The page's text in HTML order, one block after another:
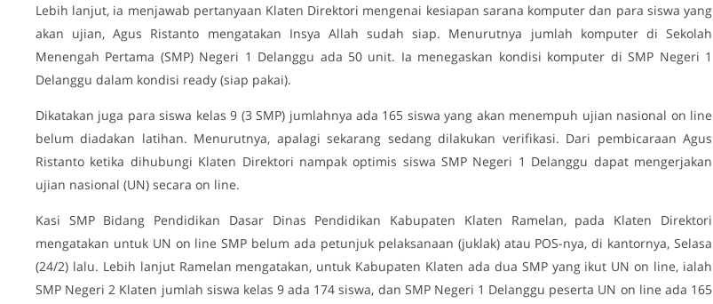
Lebih lanjut, ia menjawab pertanyaan Klaten Direktori mengenai kesiapan sarana komputer dan para siswa yang
akan ujian, Agus Ristanto mengatakan Insya Allah sudah siap. Menurutnya jumlah komputer di Sekolah
Menengah Pertama (SMP) Negeri 1 Delanggu ada 50 unit. Ia menegaskan kondisi komputer di SMP Negeri 1
Delanggu dalam kondisi ready (siap pakai).
Dikatakan juga para siswa kelas 9 (3 SMP) jumlahnya ada 165 siswa yang akan menempuh ujian nasional on line
belum diadakan latihan. Menurutnya, apalagi sekarang sedang dilakukan verifikasi. Dari pembicaraan Agus
Ristanto ketika dihubungi Klaten Direktori nampak optimis siswa SMP Negeri 1 Delanggu dapat mengerjakan
ujian nasional (UN) secara on line.
Kasi SMP Bidang Pendidikan Dasar Dinas Pendidikan Kabupaten Klaten Ramelan, pada Klaten Direktori
mengatakan untuk UN on line SMP belum ada petunjuk pelaksanaan (juklak) atau POS-nya, di kantornya, Selasa
(24/2) lalu. Lebih lanjut Ramelan mengatakan, untuk Kabupaten Klaten ada dua SMP yang ikut UN on line, ialah
SMP Negeri 2 Klaten jumlah siswa kelas 9 ada 174 siswa, dan SMP Negeri 1 Delanggu peserta UN on line ada 165